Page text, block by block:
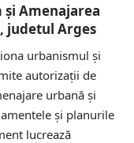
Amenajarea
judetul Arges
urbanismul și
autorizații de
urbană și
și planurile
lucrează